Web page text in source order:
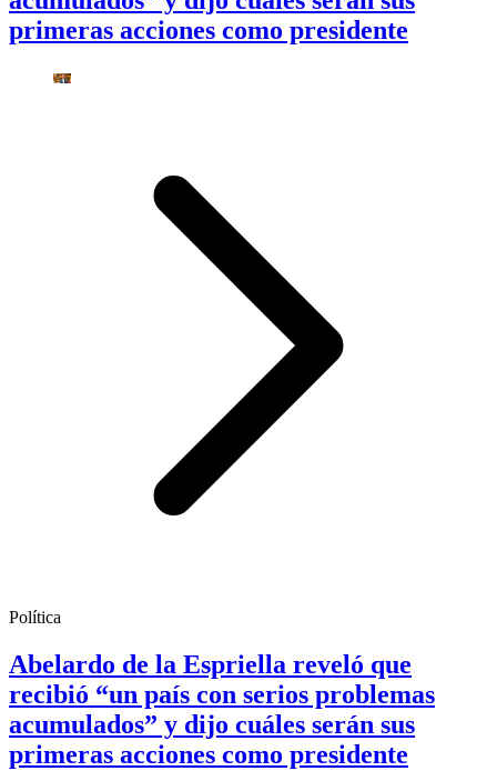
primeras acciones como presidente
Política
Abelardo de la Espriella reveló que
recibió “un país con serios problemas
acumulados” y dijo cuáles serán sus
primeras acciones como presidente